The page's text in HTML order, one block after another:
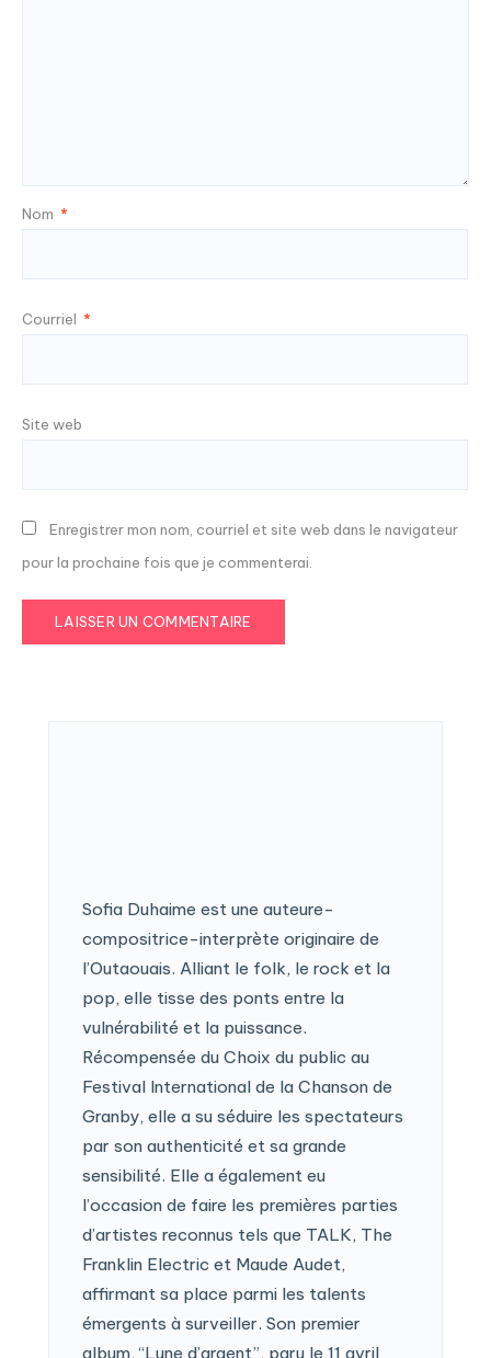
Nom *
Courriel *
Site web
Enregistrer mon nom, courriel et site web dans le navigateur
pour la prochaine fois que je commenterai.
Sofia Duhaime est une auteure-
compositrice-interprète originaire de
l’Outaouais. Alliant le folk, le rock et la
pop, elle tisse des ponts entre la
vulnérabilité et la puissance.
Récompensée du Choix du public au
Festival International de la Chanson de
Granby, elle a su séduire les spectateurs
par son authenticité et sa grande
sensibilité. Elle a également eu
l’occasion de faire les premières parties
d’artistes reconnus tels que TALK, The
Franklin Electric et Maude Audet,
affirmant sa place parmi les talents
émergents à surveiller. Son premier
album, “Lune d’argent”, paru le 11 avril